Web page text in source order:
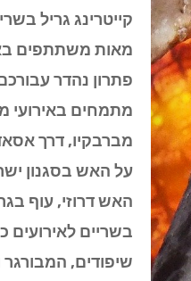
קייטרינג גריל
מאות משתתפים
פתרון נהדר
מתמחים באירועי
מברבקיו, דרך
על האש בסגנון
האש דרוזי, עוף
בשריים לאירועים
שיפודים, המבורגר